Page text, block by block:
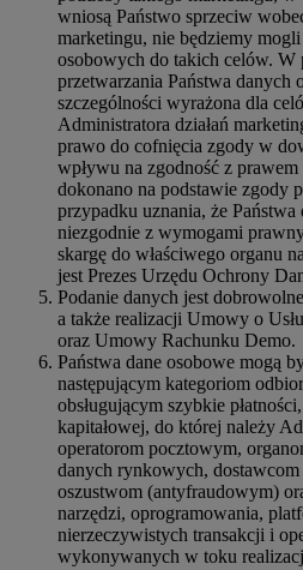
wniosą Państwo sprzeciw
marketingu, nie będziemy
osobowych do takich celów. W
przetwarzania Państwa danych
szczególności wyrażona dla
Administratora działań
prawo do cofnięcia zgody w
wpływu na zgodność z
dokonano na podstawie zgody
przypadku uznania, że Państwa
niezgodnie z wymogami
skargę do właściwego organu
jest Prezes Urzędu Ochrony
Podanie danych jest
a także realizacji Umowy o
oraz Umowy Rachunku Demo.
Państwa dane osobowe mogą
następującym kategoriom
obsługującym szybkie
kapitałowej, do której należy
operatorom pocztowym,
danych rynkowych, dostawcom
oszustwom (antyfraudowym)
narzędzi, oprogramowania,
nierzeczywistych transakcji i
wykonywanych w toku